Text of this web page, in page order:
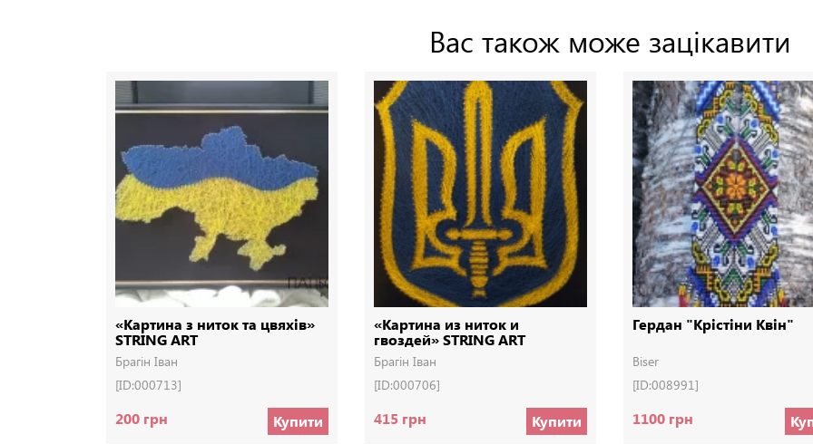
Вас також може зацікавити
«Картина з ниток та цвяхів»
STRING ART
Брагін Іван
[ID:000713]
200 грн Купити
«Картина из ниток и
гвоздей» STRING ART
Брагін Іван
[ID:000706]
415 грн Купити
Гердан "Крістіни Квін"
Biser
[ID:008991]
1100 грн